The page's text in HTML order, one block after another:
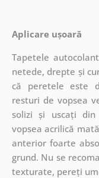
Aplicare ușoară
Tapetele
netede, drepte și
că peretele este
resturi de vopsea
solizi și uscați
vopsea acrilică
anterior foarte
grund. Nu se
texturate, pereți